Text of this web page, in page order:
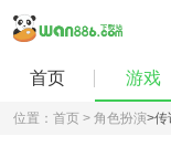
首页 游戏
位置： 首页 > 角色扮演>传